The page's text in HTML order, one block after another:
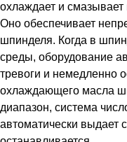
охлаждает и
Оно обеспечивает
шпинделя. Когда в
среды, оборудование
тревоги и немедленно
охлаждающего масла
диапазон, система
автоматически выдает